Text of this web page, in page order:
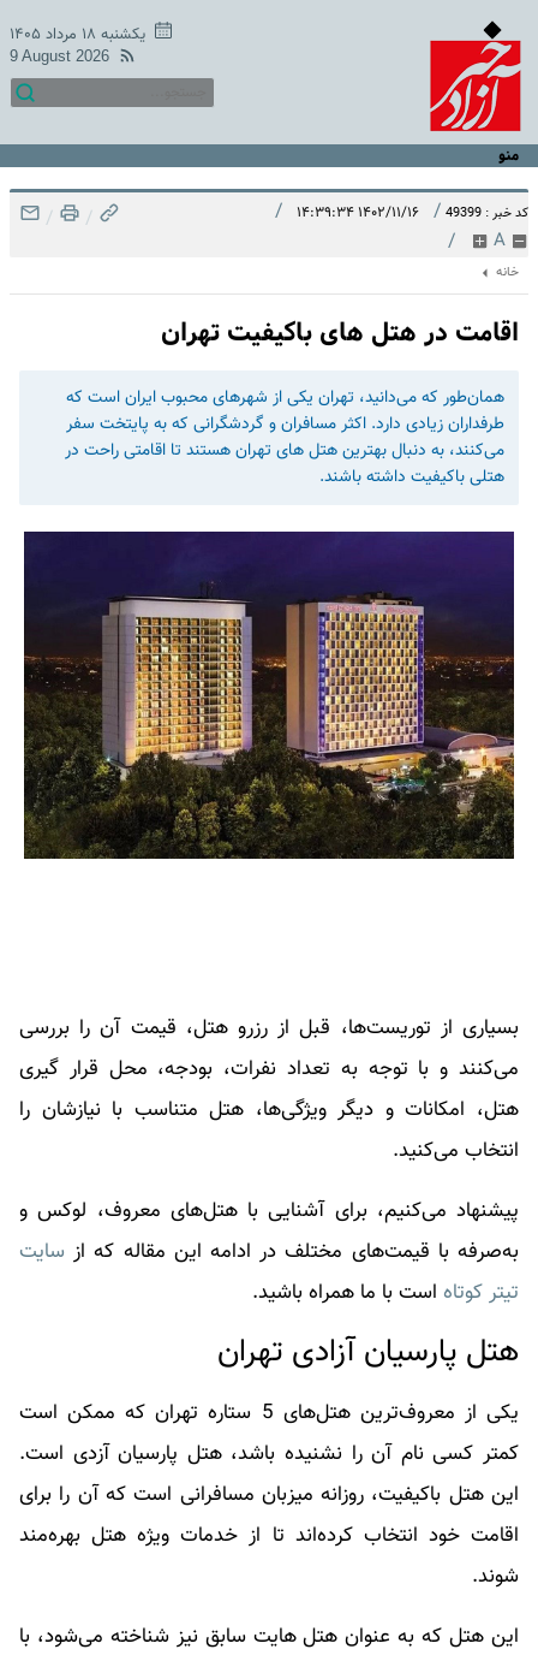
یکشنبه ۱۸ مرداد ۱۴۰۵
9 August 2026
منو
کد خبر : 49399 / ۱۴۰۲/۱۱/۱۶ ۱۴:۳۹:۳۴ /
A
/
/
/
خانه
اقامت در هتل های باکیفیت تهران
همان‌طور که می‌دانید، تهران یکی از شهرهای محبوب ایران است که
طرفداران زیادی دارد. اکثر مسافران و گردشگرانی که به پایتخت سفر
می‌کنند، به دنبال بهترین هتل های تهران هستند تا اقامتی راحت در
هتلی باکیفیت داشته باشند.
بسیاری از توریست‌ها، قبل از رزرو هتل، قیمت آن را بررسی
می‌کنند و با توجه به تعداد نفرات، بودجه، محل قرار گیری
هتل، امکانات و دیگر ویژگی‌ها، هتل متناسب با نیازشان را
انتخاب می‌کنید.
پیشنهاد می‌کنیم، برای آشنایی با هتل‌های معروف، لوکس و
به‌صرفه با قیمت‌های مختلف در ادامه این مقاله که از سایت
تیتر کوتاه است با ما همراه باشید.
هتل پارسیان آزادی تهران
یکی از معروف‌ترین هتل‌های 5 ستاره تهران که ممکن است
کمتر کسی نام آن را نشنیده باشد، هتل پارسیان آزدی است.
این هتل باکیفیت، روزانه میزبان مسافرانی است که آن را برای
اقامت خود انتخاب کرده‌اند تا از خدمات ویژه هتل بهره‌مند
شوند.
این هتل که به عنوان هتل هایت سابق نیز شناخته می‌شود، با